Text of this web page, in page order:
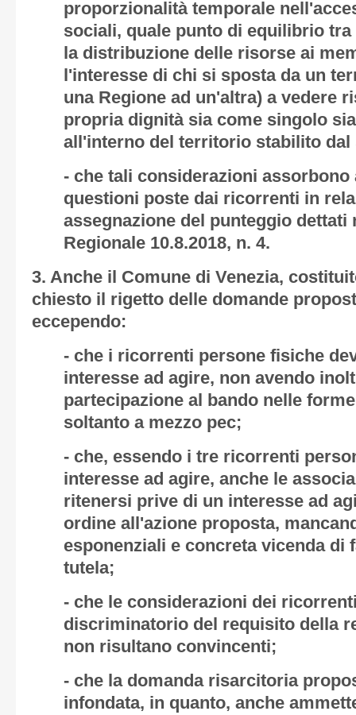
proporzionalità temporale
sociali, quale punto di equilibrio
la distribuzione delle risorse ai
l'interesse di chi si sposta da un
una Regione ad un'altra) a vedere
propria dignità sia come singolo
all'interno del territorio stabilito dal
- che tali considerazioni
questioni poste dai ricorrenti in
assegnazione del punteggio dettati
Regionale 10.8.2018, n. 4.
3. Anche il Comune di Venezia,
chiesto il rigetto delle domande
eccependo:
- che i ricorrenti persone fisiche
interesse ad agire, non avendo
partecipazione al bando nelle
soltanto a mezzo pec;
- che, essendo i tre ricorrenti
interesse ad agire, anche le
ritenersi prive di un interesse ad
ordine all'azione proposta,
esponenziali e concreta vicenda di
tutela;
- che le considerazioni dei
discriminatorio del requisito della
non risultano convincenti;
- che la domanda risarcitoria
infondata, in quanto, anche